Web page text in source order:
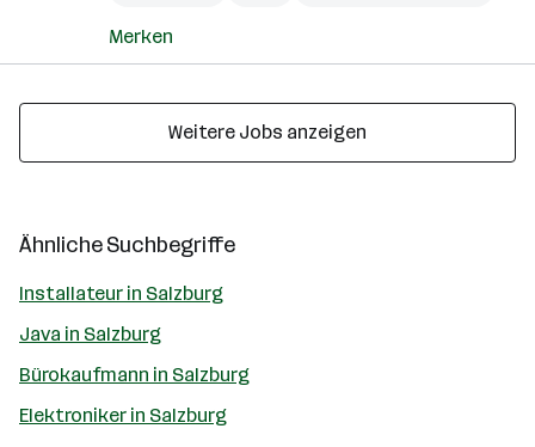
Merken
Weitere Jobs anzeigen
Ähnliche Suchbegriffe
Installateur in Salzburg
Java in Salzburg
Bürokaufmann in Salzburg
Elektroniker in Salzburg